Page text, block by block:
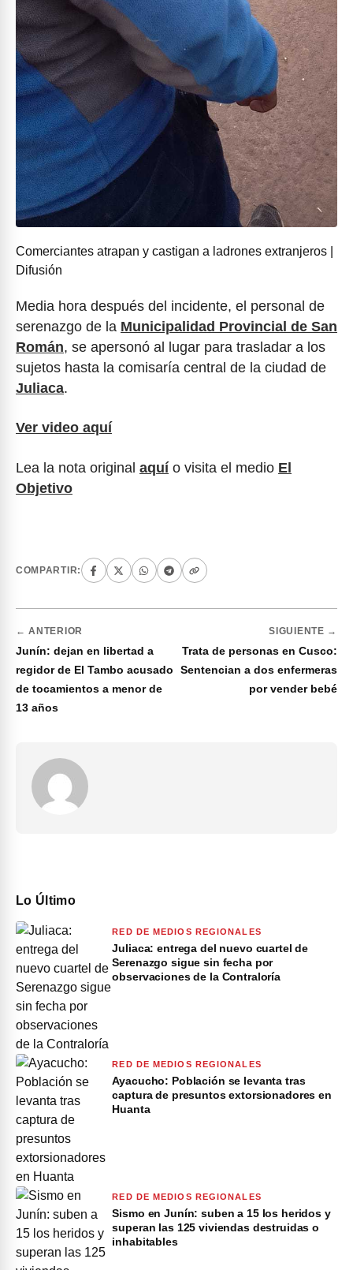
Comerciantes atrapan y castigan a ladrones extranjeros |
Difusión
Media hora después del incidente, el personal de
serenazgo de la Municipalidad Provincial de San
Román, se apersonó al lugar para trasladar a los
sujetos hasta la comisaría central de la ciudad de
Juliaca.
Ver video aquí
Lea la nota original aquío visita el medio El
Objetivo
COMPARTIR:
← ANTERIOR
Junín: dejan en libertad a
regidor de El Tambo acusado
de tocamientos a menor de
13 años
SIGUIENTE →
Trata de personas en Cusco:
Sentencian a dos enfermeras
por vender bebé
Lo Último
RED DE MEDIOS REGIONALES
Juliaca: entrega del nuevo cuartel de
Serenazgo sigue sin fecha por
observaciones de la Contraloría
RED DE MEDIOS REGIONALES
Ayacucho: Población se levanta tras
captura de presuntos extorsionadores en
Huanta
RED DE MEDIOS REGIONALES
Sismo en Junín: suben a 15 los heridos y
superan las 125 viviendas destruidas o
inhabitables